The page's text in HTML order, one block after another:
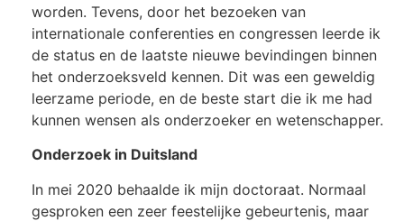
worden. Tevens, door het bezoeken van
internationale conferenties en congressen leerde ik
de status en de laatste nieuwe bevindingen binnen
het onderzoeksveld kennen. Dit was een geweldig
leerzame periode, en de beste start die ik me had
kunnen wensen als onderzoeker en wetenschapper.
Onderzoek in Duitsland
In mei 2020 behaalde ik mijn doctoraat. Normaal
gesproken een zeer feestelijke gebeurtenis, maar